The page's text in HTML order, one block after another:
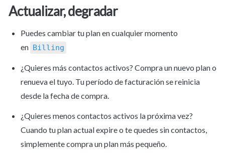
Actualizar, degradar
Puedes cambiar tu plan en cualquier momento
en Billing
¿Quieres más contactos activos? Compra un nuevo plan o
renueva el tuyo. Tu período de facturación se reinicia
desde la fecha de compra.
¿Quieres menos contactos activos la próxima vez?
Cuando tu plan actual expire o te quedes sin contactos,
simplemente compra un plan más pequeño.